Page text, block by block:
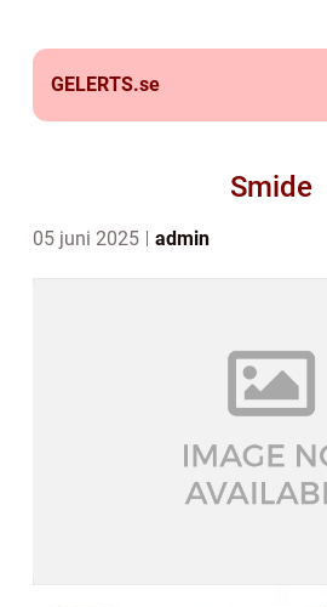
GELERTS.se
Smide
05 juni 2025 admin